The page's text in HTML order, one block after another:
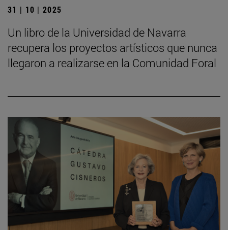
31 | 10 | 2025
Un libro de la Universidad de Navarra
recupera los proyectos artísticos que nunca
llegaron a realizarse en la Comunidad Foral